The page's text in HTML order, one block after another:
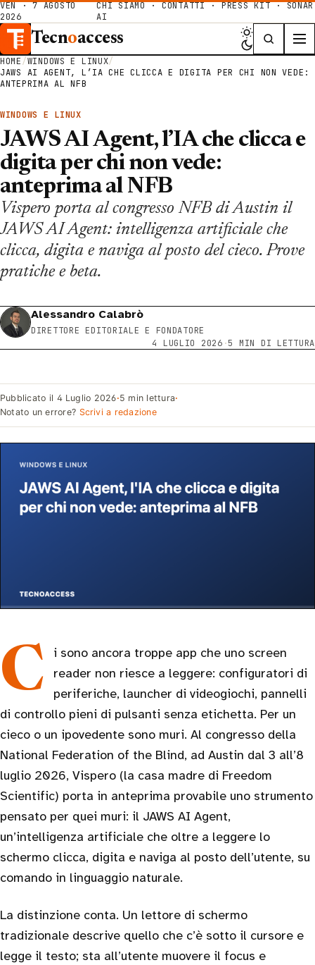
VEN · 7 AGOSTO
2026
CHI SIAMO ·CONTATTI ·PRESS KIT ·SONAR
AI
Tecnoaccess
HOME/WINDOWS E LINUX/
JAWS AI AGENT, L’IA CHE CLICCA E DIGITA PER CHI NON VEDE:
ANTEPRIMA AL NFB
WINDOWS E LINUX
JAWS AI Agent, l’IA che clicca e
digita per chi non vede:
anteprima al NFB
Vispero porta al congresso NFB di Austin il
JAWS AI Agent: intelligenza artificiale che
clicca, digita e naviga al posto del cieco. Prove
pratiche e beta.
Alessandro Calabrò
DIRETTORE EDITORIALE E FONDATORE
4 LUGLIO 2026 ·5 MIN DI LETTURA
Pubblicato il 4 Luglio 2026·5 min lettura·
Notato un errore? Scrivi a redazione
Ci sono ancora troppe app che uno screen
reader non riesce a leggere: configuratori di
periferiche, launcher di videogiochi, pannelli
di controllo pieni di pulsanti senza etichetta. Per un
cieco o un ipovedente sono muri. Al congresso della
National Federation of the Blind, ad Austin dal 3 all’8
luglio 2026, Vispero (la casa madre di Freedom
Scientific) porta in anteprima provabile uno strumento
pensato per quei muri: il JAWS AI Agent,
un’intelligenza artificiale che oltre a leggere lo
schermo clicca, digita e naviga al posto dell’utente, su
comando in linguaggio naturale.
La distinzione conta. Un lettore di schermo
tradizionale descrive quello che c’è sotto il cursore e
legge il testo; sta all’utente muovere il focus e